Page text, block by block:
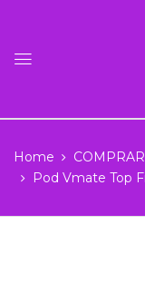
Home
Pod Vmate Top